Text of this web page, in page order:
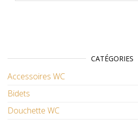
CATÉGORIES
Accessoires WC
Bidets
Douchette WC